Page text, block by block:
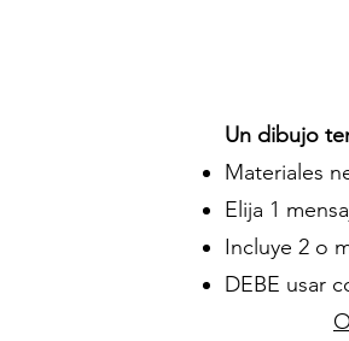
Un dibujo
Materiales
Elija 1
Incluye 2 o
DEBE usar